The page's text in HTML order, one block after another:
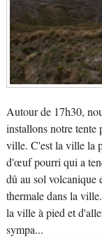
Autour de 17h30,
installons notre tente
ville. C'est la ville la
d'œuf pourri qui a
dû au sol volcanique
thermale dans la
la ville à pied et
sympa...